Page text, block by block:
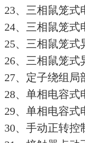
23、三相鼠笼式
24、三相鼠笼式
25、三相鼠笼式
26、三相鼠笼式
27、定子绕组局
28、单相电容式
29、单相电容式
30、手动正转控